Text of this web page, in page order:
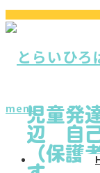
menu
ホーム
児童発達支
け）、（保
児童発
辺 自己
（保護